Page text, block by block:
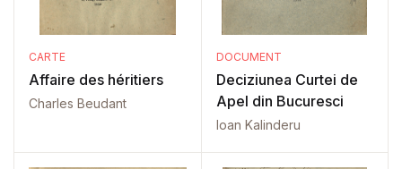
CARTE
Affaire des héritiers
Charles Beudant
DOCUMENT
Deciziunea Curtei de
Apel din Bucuresci
Ioan Kalinderu